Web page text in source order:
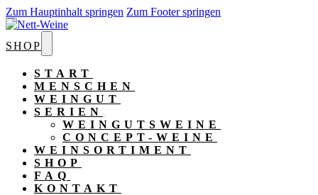
Zum Hauptinhalt springen Zum Footer springen
SHOP
START
MENSCHEN
WEINGUT
SERIEN
WEINGUTSWEINE
CONCEPT-WEINE
WEINSORTIMENT
SHOP
FAQ
KONTAKT